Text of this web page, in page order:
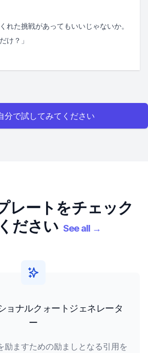
れた挑戦があってもいいじゃないか。
け？」
分で試してみてください
レートをチェック
ださい See all →
ョナルクォートジェネレータ
ー
励ますための励ましとなる引用を